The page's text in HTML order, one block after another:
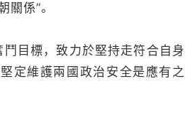
係”。
目標，致力於堅持走符合自身
定維護兩國政治安全是應有之